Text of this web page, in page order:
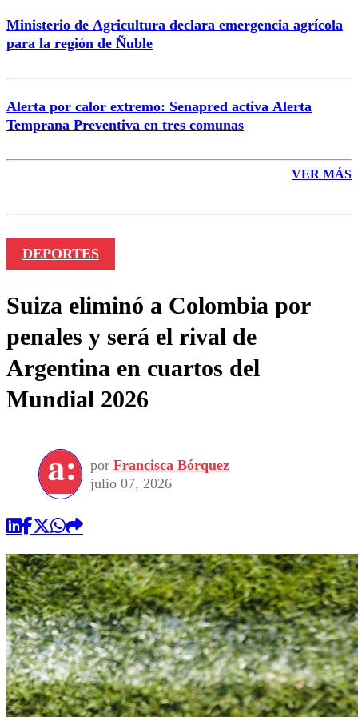
Ministerio de Agricultura declara emergencia agrícola
para la región de Ñuble
Alerta por calor extremo: Senapred activa Alerta
Temprana Preventiva en tres comunas
VER MÁS
DEPORTES
Suiza eliminó a Colombia por
penales y será el rival de
Argentina en cuartos del
Mundial 2026
por Francisca Bórquez
julio 07, 2026